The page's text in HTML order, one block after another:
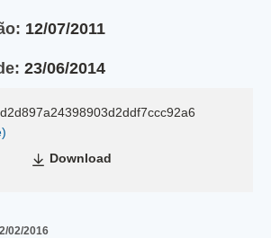
12/07/2011
23/06/2014
Download
02/2016